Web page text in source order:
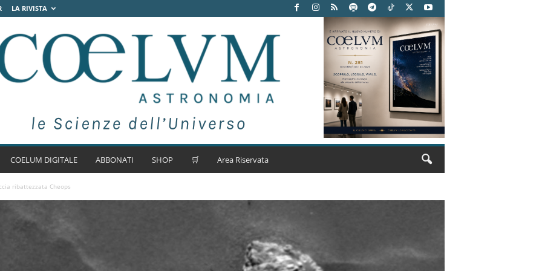
LA RIVISTA
COELUM DIGITALE ABBONATI SHOP 🛒 Area Riservata
ribattezzata Cheops